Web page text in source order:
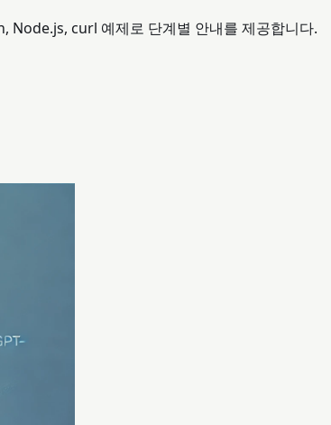
Node.js, curl 예제로 단계별 안내를 제공합니다.